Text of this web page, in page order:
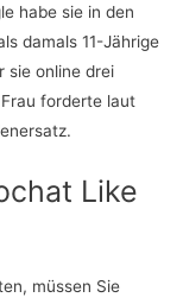
habe sie in den
damals 11-Jährige
sie online drei
forderte laut
Like
müssen Sie